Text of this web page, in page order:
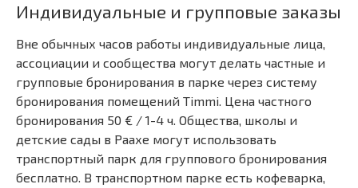
Индивидуальные и групповые заказы
Вне обычных часов работы индивидуальные лица,
ассоциации и сообщества могут делать частные и
групповые бронирования в парке через систему
бронирования помещений Timmi. Цена частного
бронирования 50 € / 1-4 ч. Общества, школы и
детские сады в Раахе могут использовать
транспортный парк для группового бронирования
бесплатно. В транспортном парке есть кофеварка,